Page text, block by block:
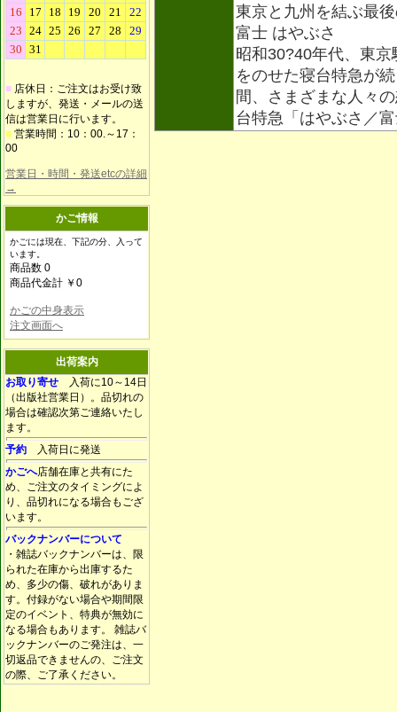
■ 店休日：ご注文はお受け致
しますが、発送・メールの送
信は営業日に行います。
■ 営業時間：10：00.～17：
00
営業日・時間・発送etcの詳細
→
かご情報
かごには現在、下記の分、入って
います。
商品数 0
商品代金計 ￥0
かごの中身表示
注文画面へ
出荷案内
お取り寄せ 入荷に10～14日
（出版社営業日）。品切れの
場合は確認次第ご連絡いたし
ます。
予約 入荷日に発送
かごへ店舗在庫と共有にた
め、ご注文のタイミングによ
り、品切れになる場合もござ
います。
バックナンバーについて
・雑誌バックナンバーは、限
られた在庫から出庫するた
め、多少の傷、破れがありま
す。付録がない場合や期間限
定のイベント、特典が無効に
なる場合もあります。 雑誌バ
ックナンバーのご発注は、一
切返品できませんの、ご注文
の際、ご了承ください。
東京と九州を結ぶ最
富士 はやぶさ
昭和30?40年代、東
をのせた寝台特急が
間、さまざまな人々
台特急「はやぶさ／